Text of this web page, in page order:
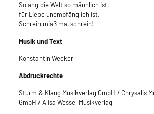
Solang die Welt so männlich ist,
für Liebe unempfänglich ist,
Schrein miaß ma, schrein!
Musik und Text
Konstantin Wecker
Abdruckrechte
Sturm & Klang Musikverlag GmbH / Chrysalis
GmbH / Alisa Wessel Musikverlag